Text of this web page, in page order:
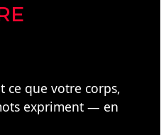
ce que votre corps,
expriment — en